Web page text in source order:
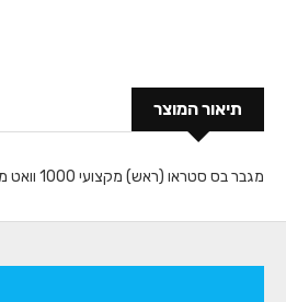
תיאור המוצר
מגבר בס סטראו (ראש) מקצועי 1000 וואט מבית Carvin USA